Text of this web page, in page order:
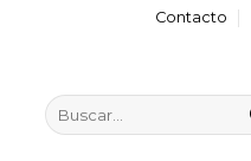
Contacto
Buscar
por: